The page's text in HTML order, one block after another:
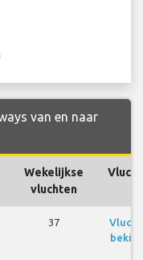
van en naar
Wekelijkse
vluchten
37